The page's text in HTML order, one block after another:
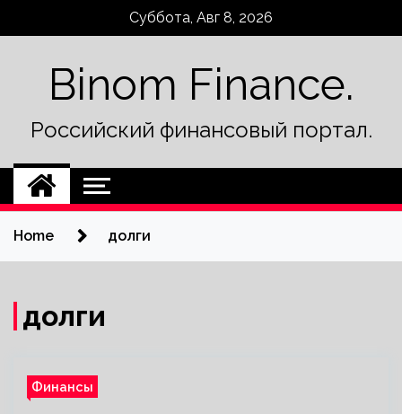
Суббота, Авг 8, 2026
Binom Finance.
Российский финансовый портал.
Home долги
долги
Финансы